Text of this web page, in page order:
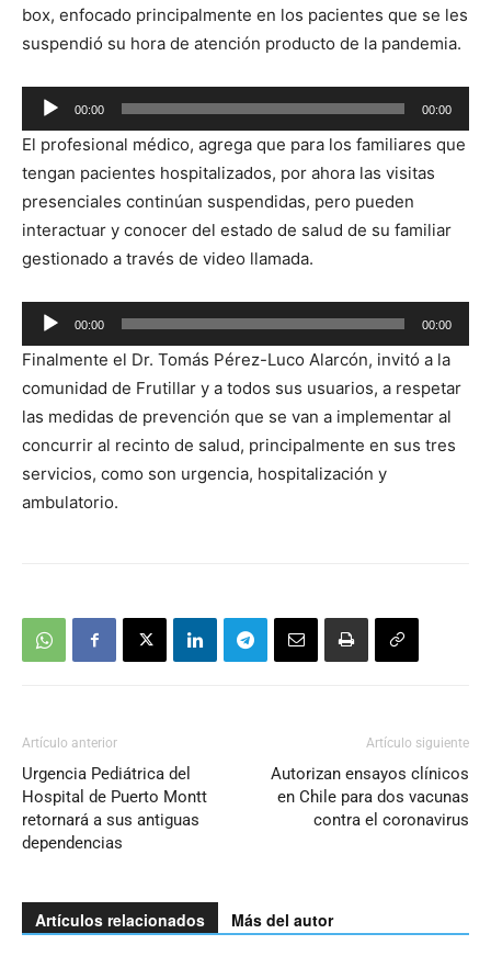
box, enfocado principalmente en los pacientes que se les
suspendió su hora de atención producto de la pandemia.
Reproductor
de
audio
00:00 00:00
El profesional médico, agrega que para los familiares que
tengan pacientes hospitalizados, por ahora las visitas
presenciales continúan suspendidas, pero pueden
interactuar y conocer del estado de salud de su familiar
gestionado a través de video llamada.
Reproductor
de
audio
00:00 00:00
Finalmente el Dr. Tomás Pérez-Luco Alarcón, invitó a la
comunidad de Frutillar y a todos sus usuarios, a respetar
las medidas de prevención que se van a implementar al
concurrir al recinto de salud, principalmente en sus tres
servicios, como son urgencia, hospitalización y
ambulatorio.
Artículo anterior
Urgencia Pediátrica del
Hospital de Puerto Montt
retornará a sus antiguas
dependencias
Artículo siguiente
Autorizan ensayos clínicos
en Chile para dos vacunas
contra el coronavirus
Artículos relacionados Más del autor